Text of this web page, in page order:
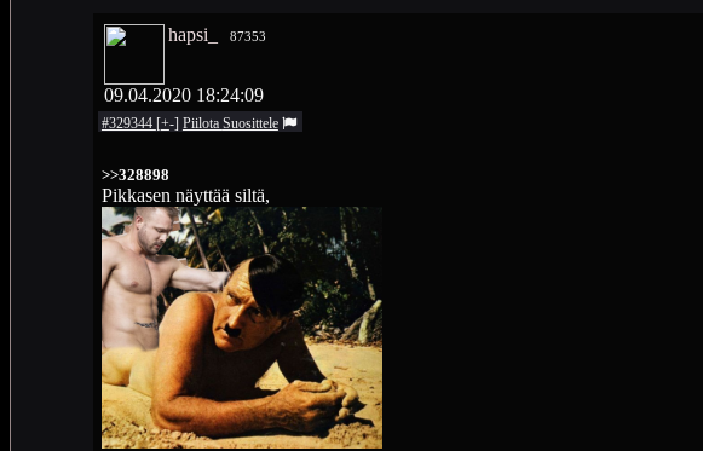
hapsi_ 87353
09.04.2020 18:24:09
#329344 [+-] Piilota Suosittele
>>328898
Pikkasen näyttää siltä,